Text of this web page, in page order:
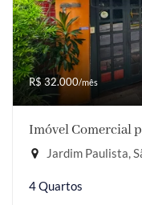
R$ 32.000/mês
Imóvel Comercial
Jardim Paulista,
4 Quartos